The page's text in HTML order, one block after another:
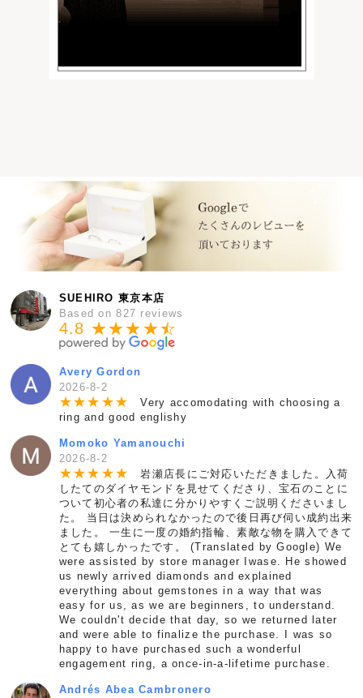
SUEHIRO 東京本店
Based on 827 reviews
4.8 ★★★★★
☆
Avery Gordon
2026-8-2
★★★ ★★
Very accomodating with choosing a
ring and good englishy
Momoko Yamanouchi
2026-8-2
★★★ ★★
岩瀬店長にご対応いただきました。入荷
したてのダイヤモンドを見せてくださり、宝石のことに
ついて初心者の私達に分かりやすくご説明くださいまし
た。 当日は決められなかったので後日再び伺い成約出来
ました。 一生に一度の婚約指輪、素敵な物を購入できて
とても嬉しかったです。 (Translated by Google) We
were assisted by store manager Iwase. He showed
us newly arrived diamonds and explained
everything about gemstones in a way that was
easy for us, as we are beginners, to understand.
We couldn't decide that day, so we returned later
and were able to finalize the purchase. I was so
happy to have purchased such a wonderful
engagement ring, a once-in-a-lifetime purchase.
Andrés Abea Cambronero